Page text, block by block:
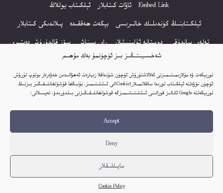
شەخسىيىتىڭىز بىز ئۈچۈنمۇ بەك مۇھىم
توربېكەت ۋە مۇلازىمىتىمىزنى ئەلالاشتۇرۇش ئۈچۈن شۇنداقلا زىيارەت ئەھۋالىدىن خەۋەردار بولۇپ تۇرۇش
ئۈچۈن نۆۋەتتە ئېلكىتاب تورىدا ساقلانمىلار(Cookie)نى ئىشلىتىمىز. بۇنىڭغا قۇشۇلغانلىقىڭىز بىزنىڭ
توربېكەتتە Google ئانالىز قورالىنى ئىشلىتىشىمىزگە قوشۇلغانلىقىڭىزنى بىلدۈرىدۇ. تەپسىلاتى:
Accept
Deny
مايىللىقلار
Cookie Policy
Embed Link ئاۋات كىتابلار
ئېلكىتاب يوللاڭ
ئېلكىتابنىڭ كۈندىلىك خاتىرىسى
بېكەت ھەققىدە
پىلاندىكى كىتابلار
تەلەي ساندۇقى
دوستانە ئۇلىنىشلار راي سىناش
سۆز قالدۇرۇش دەپتىرى
كۆپ سورالغان سۇئاللار
كىتاب تىزىملىكى
مەخپىيەتلىك باياناتى
نەشىر ھوقۇقى باياناتى
© 2017-2026 تور بېكەتنىڭ بارلىق ھوقۇقى ئېلكىتاب تورى غا مەنسۇپ.
ھەر كۈنى يېڭى كىتابلار قوشۇلىۋاتىدۇ...